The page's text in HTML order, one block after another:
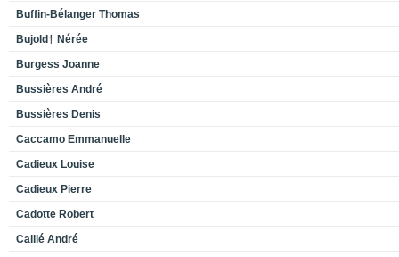
Buffin-Bélanger Thomas
Bujold† Nérée
Burgess Joanne
Bussières André
Bussières Denis
Caccamo Emmanuelle
Cadieux Louise
Cadieux Pierre
Cadotte Robert
Caillé André